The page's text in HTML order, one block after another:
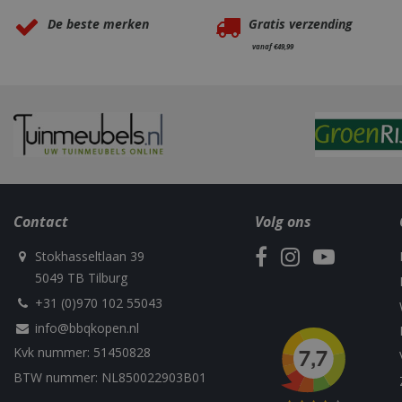
De beste merken Gratis verzending
vanaf €49,99
Contact
Stokhasseltlaan 39
5049 TB Tilburg
+31 (0)970 102 55043
info@bbqkopen.nl
Kvk nummer: 51450828
BTW nummer: NL850022903B01
Volg ons
Naam
Test
_gat_UA-
75292639-1
_ga_M5FLK9N03R
_clck
c885-4f83-9ea7-
e52aaa62aa9f
__Secure-
ROLLOUT_TOKEN
Naam
__Host-